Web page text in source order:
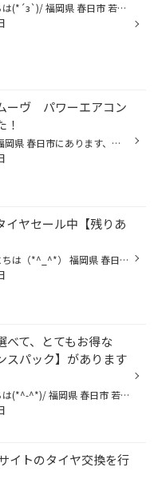
皆さんこんにちは(*´з`)/ 福岡県 春日市 若葉台東 にあるタイヤ館春日店です♪ タイヤ館春日店のHPをご覧いただき、 誠にありがとうございます(｡-_-｡) 明日はレディースデーとなっております(´艸｀*)♪ オイル・バッテリー・ワイパーなど、 メンテナンス用品が10％OFFとなります(*´з`)/ また、お買い...
ーヴ パワーエアコン
！
こんにちは♪ 福岡県 春日市にあります、タイヤ館春日店の牧口です！ 今日は、ダイハツ ムーヴ にワコーズのエアコン添加剤、パワーエアコンをいれました！ ここ最近、暑さが増してきて、お車でもエアコンを使う機会が増えてきましたが、今回のムーヴはエアコンの効きがいまいちと言うことでご来店で...
イヤセール中【残りあ
皆さん、こんにちは（*^_^*） 福岡県 春日市 にある タイヤ館 春日 店です。 いつもタイヤ館春日店のウェブサイトをご覧頂き誠に有難うございます。 プレミアムタイヤセール開催中 期間：2023年7月21日～2023年8月15日 セール期間中、ブリヂストンプレミアムタイヤご購入 ・REGNOシリーズ（レグノシ...
べて、とてもお得な
スパック】があります
皆さんこんにちは(*^-^*)/ 福岡県 春日市 若葉台東 にありますタイヤ館春日店です。 タイヤ館春日店のHPをご覧いただき 誠にありがとうございます(≧▽≦)♪ 本日ご紹介するのは「メンテナンスパック」です！！ クルマのコンディション維持には日々のメンテナンスが欠かせません。 けれど、「クルマのこ...
イトのタイヤ交換を行